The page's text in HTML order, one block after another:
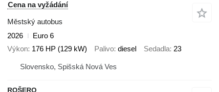
Cena na vyžádání
Městský autobus
2026
Euro 6
Výkon 176 HP (129 kW) Palivo diesel Sedadla 23
Slovensko, Spišská Nová Ves
ROŠERO